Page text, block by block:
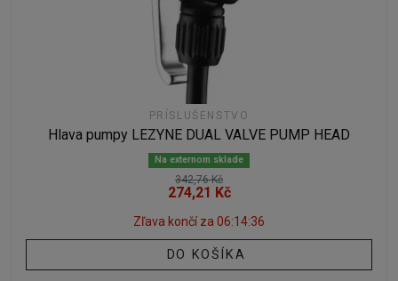
PRÍSLUŠENSTVO
Hlava pumpy LEZYNE DUAL VALVE PUMP HEAD
Na externom sklade
342,76 Kč
274,21 Kč
Zľava končí za 06:14:35
DO KOŠÍKA